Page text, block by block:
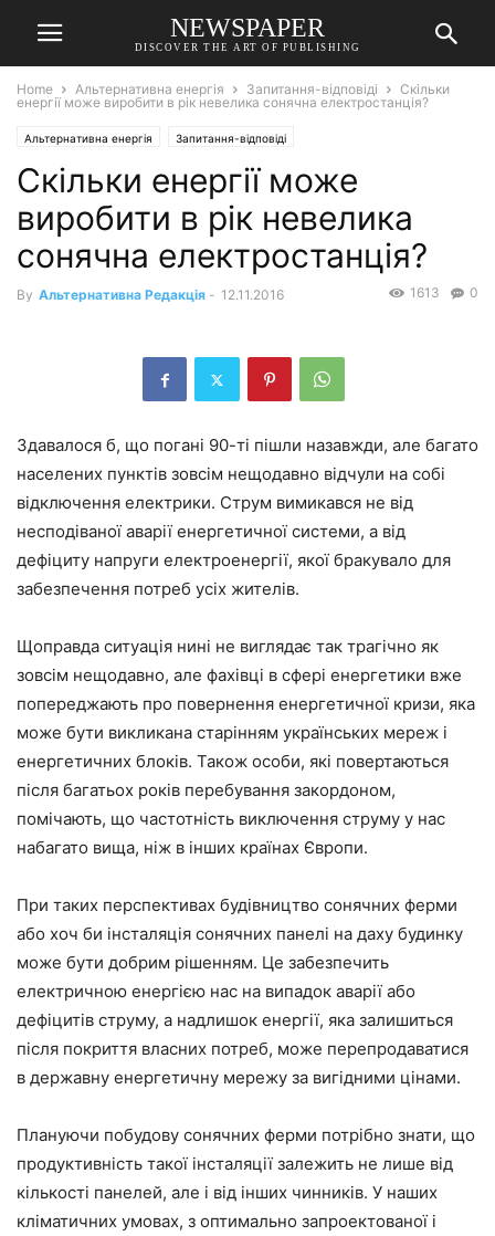
NEWSPAPER
DISCOVER THE ART OF PUBLISHING
Home Альтернативна енергія Запитання-відповіді
Скільки
енергії може виробити в рік невелика сонячна електростанція?
Альтернативна енергія Запитання-відповіді
Скільки енергії може
виробити в рік невелика
сонячна електростанція?
By Альтернативна Редакція - 12.11.2016 0
1613
Здавалося б, що погані 90-ті пішли назавжди, але багато
населених пунктів зовсім нещодавно відчули на собі
відключення електрики. Струм вимикався не від
несподіваної аварії енергетичної системи, а від
дефіциту напруги електроенергії, якої бракувало для
забезпечення потреб усіх жителів.
Щоправда ситуація нині не виглядає так трагічно як
зовсім нещодавно, але фахівці в сфері енергетики вже
попереджають про повернення енергетичної кризи, яка
може бути викликана старінням українських мереж і
енергетичних блоків. Також особи, які повертаються
після багатьох років перебування закордоном,
помічають, що частотність виключення струму у нас
набагато вища, ніж в інших країнах Європи.
При таких перспективах будівництво сонячних ферми
або хоч би інсталяція сонячних панелі на даху будинку
може бути добрим рішенням. Це забезпечить
електричною енергією нас на випадок аварії або
дефіцитів струму, а надлишок енергії, яка залишиться
після покриття власних потреб, може перепродаватися
в державну енергетичну мережу за вигідними цінами.
Плануючи побудову сонячних ферми потрібно знати, що
продуктивність такої інсталяції залежить не лише від
кількості панелей, але і від інших чинників. У наших
кліматичних умовах, з оптимально запроектованої і